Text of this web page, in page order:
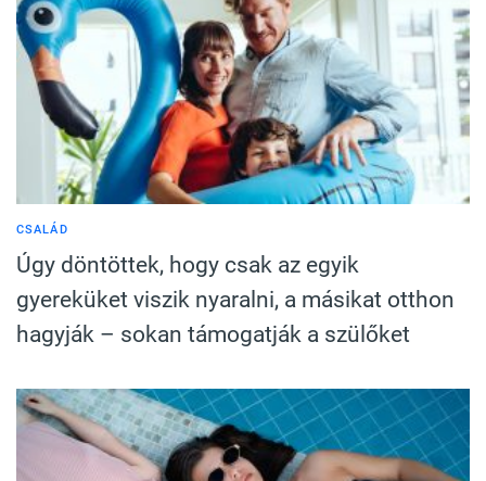
CSALÁD
Úgy döntöttek, hogy csak az egyik
gyereküket viszik nyaralni, a másikat otthon
hagyják – sokan támogatják a szülőket